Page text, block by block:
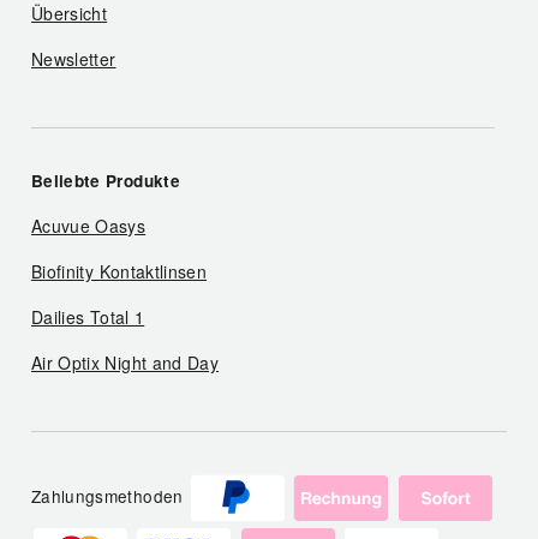
Übersicht
Newsletter
Beliebte Produkte
Acuvue Oasys
Biofinity Kontaktlinsen
Dailies Total 1
Air Optix Night and Day
Zahlungsmethoden